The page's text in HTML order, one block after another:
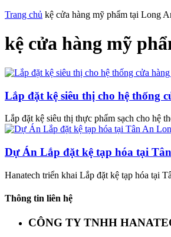
Trang chủ kệ cửa hàng mỹ phẩm tại Long
kệ cửa hàng mỹ
Lắp đặt kệ siêu thị cho hệ thống
Lắp đặt kệ siêu thị thực phẩm sạch cho hệ
Dự Án Lắp đặt kệ tạp hóa tại
Hanatech triển khai Lắp đặt kệ tạp hóa tại
Thông tin liên hệ
CÔNG TY TNHH